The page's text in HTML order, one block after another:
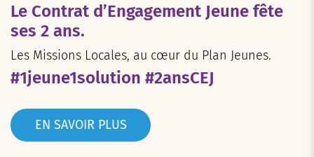
Le Contrat d’Engagement Jeune fête
ses 2 ans.
Les Missions Locales, au cœur du Plan Jeunes.
#1jeune1solution #2ansCEJ
EN SAVOIR PLUS